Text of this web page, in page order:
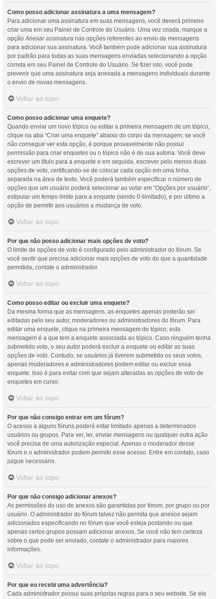
Como posso adicionar assinatura a uma mensagem?
Para adicionar uma assinatura em suas mensagens, você deverá primeiro
criar uma em seu Painel de Controle do Usuário. Uma vez criada, marque a
opçãoAnexar assinatura nas opções referentes ao envio de mensagens
para adicionar sua assinatura. Você também pode adicionar sua assinatura
por padrão para todas as suas mensagens enviadas selecionando a opção
correta em seu Painel de Controle do Usuário. Se fizer isto, você pode
prevenir que uma assinatura seja anexada a mensagens individuais durante
o envio de novas mensagens.
Voltar ao topo
Como posso adicionar uma enquete?
Quando enviar um novo tópico ou editar a primeira mensagem de um tópico,
clique na aba “Criar uma enquete” abaixo do corpo da mensagem; se você
não conseguir ver esta opção, é porque provavelmente não possui
permissão para criar enquetes ou o tópico não é de sua autoria. Você deve
escrever um título para a enquete e em seguida, escrever pelo menos duas
opções de voto, certificando-se de colocar cada opção em uma linha
separada na área de texto. Você poderá também especificar o número de
opções que um usuário poderá selecionar ao votar em “Opções por usuário”,
estipular um tempo limite para a enquete (sendo 0 ilimitado), e por último a
opção de permitir aos usuários a mudança de voto.
Voltar ao topo
Por que não posso adicionar mais opções de voto?
O limite de opções de voto é configurado pelo administrador do fórum. Se
você sentir que precisa adicionar mais opções de voto do que a quantidade
permitida, contate o administrador.
Voltar ao topo
Como posso editar ou excluir uma enquete?
Da mesma forma que as mensagens, as enquetes apenas poderão ser
editadas pelo seu autor, moderadores ou administradores do fórum. Para
editar uma enquete, clique na primeira mensagem do tópico; esta
mensagem é a que tem a enquete associada ao tópico. Caso ninguém tenha
submetido voto, o seu autor poderá excluir a enquete ou editar as suas
opções de voto. Contudo, se usuários já tiverem submetido os seus votos,
apenas moderadores e administradores podem editar ou excluir essa
enquete. Isso é para evitar com que sejam alteradas as opções de voto de
enquetes em curso.
Voltar ao topo
Por que não consigo entrar em um fórum?
O acesso a alguns fóruns poderá estar limitado apenas a determinados
usuários ou grupos. Para ver, ler, enviar mensagens ou qualquer outra ação
você precisa de uma autorização especial. Apenas o moderador desse
fórum e o administrador podem permitir esse acesso. Entre em contato, caso
julgue necessário.
Voltar ao topo
Por que não consigo adicionar anexos?
As permissões do uso de anexos são garantidas por fórum, por grupo ou por
usuário. O administrador do fórum talvez não permita que anexos sejam
adicionados especificando no fórum que você esteja postando ou que
apenas certos grupos possam adicionar anexos. Se você não tem certeza
sobre o que pode ser enviado, contate o administrador para maiores
informações.
Voltar ao topo
Por que eu recebi uma advertência?
Cada administrador possui suas próprias regras para o seu website. Se ele